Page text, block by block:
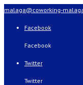
malaga@coworking-
Facebook
Facebook
Twitter
Twitter